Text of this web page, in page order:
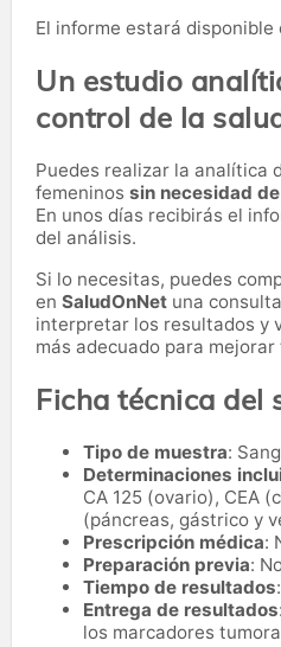
El informe estará disponible
Un estudio
control de la
Puedes realizar la analítica
femeninos sin necesidad
En unos días recibirás el
del análisis.
Si lo necesitas, puedes
en SaludOnNet una
interpretar los resultados y
más adecuado para mejorar
Ficha técnica del
Tipo de muestra:
Determinaciones
CA 125 (ovario), CEA
(páncreas, gástrico y
Prescripción médica:
Preparación previa:
Tiempo de resultados
Entrega de resultados
los marcadores